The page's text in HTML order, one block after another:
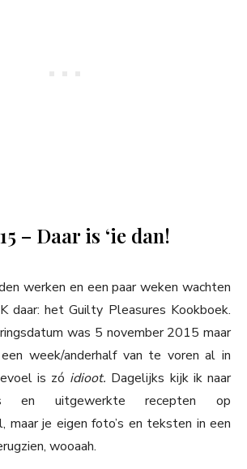
– Daar is ‘ie dan!
werken en een paar weken wachten
daar: het Guilty Pleasures Kookboek.
was 5 november 2015 maar
week/anderhalf van te voren al in
is zó idioot. Dagelijks kijk ik naar
en uitgewerkte recepten op
maar je eigen foto’s en teksten in een
wooaah.